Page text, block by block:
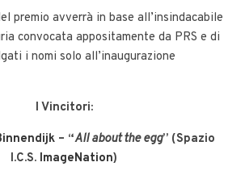
premio avverrà in base all’insindacabile
convocata appositamente da PRS e di
i nomi solo all’inaugurazione
I Vincitori:
– “All about the egg” (Spazio
I.C.S. ImageNation)